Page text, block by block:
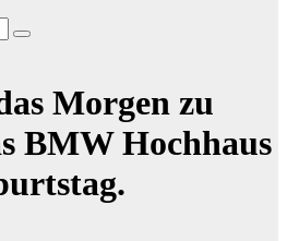
Morgen zu
BMW Hochhaus